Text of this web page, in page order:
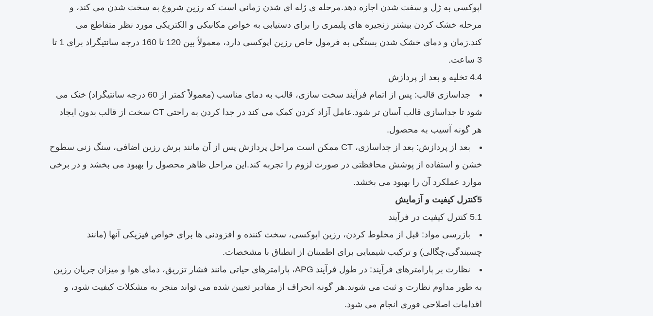
اپوکسی به ژل و سفت شدن اجازه دهد.مرحله ی ژله ای شدن زمانی است که رزین شروع به سخت شدن می کند، و
مرحله خشک کردن بیشتر زنجیره های پلیمری را برای دستیابی به خواص مکانیکی و الکتریکی مورد نظر متقاطع می
کند.زمان و دمای خشک شدن بستگی به فرمول خاص رزین اپوکسی دارد، معمولاً بین 120 تا 160 درجه سانتیگراد برای 1 تا
3 ساعت.
4.4 تخلیه و بعد از پردازش
جداسازی قالب: پس از اتمام فرآیند سخت سازی، قالب به دمای مناسب (معمولاً کمتر از 60 درجه سانتیگراد) خنک می
شود تا جداسازی قالب آسان تر شود.عامل آزاد کردن کمک می کند در جدا کردن به راحتی CT سخت از قالب بدون ایجاد
هر گونه آسیب به محصول.
بعد از پردازش: بعد از جداسازی، CT ممکن است مراحل پردازش پس از آن مانند برش رزین اضافی، سنگ زنی سطوح
خشن و استفاده از پوشش محافظتی در صورت لزوم را تجربه کند.این مراحل ظاهر محصول را بهبود می بخشد و در برخی
موارد عملکرد آن را بهبود می بخشد.
5کنترل کیفیت و آزمایش
5.1 کنترل کیفیت در فرآیند
بازرسی مواد: قبل از مخلوط کردن، رزین اپوکسی، سخت کننده و افزودنی ها برای خواص فیزیکی آنها (مانند
چسبندگی،چگالی) و ترکیب شیمیایی برای اطمینان از انطباق با مشخصات.
نظارت بر پارامترهای فرآیند: در طول فرآیند APG، پارامترهای حیاتی مانند فشار تزریق، دمای هوا و میزان جریان رزین
به طور مداوم نظارت و ثبت می شوند.هر گونه انحراف از مقادیر تعیین شده می تواند منجر به مشکلات کیفیت شود، و
اقدامات اصلاحی فوری انجام می شود.